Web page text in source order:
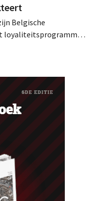
Belgische
loyaliteitsprogramma -